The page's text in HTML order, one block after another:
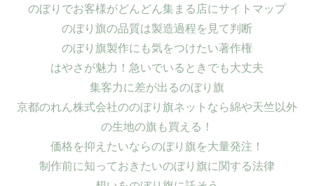
のぼりでお客様がどんどん集まる店にサイトマップ
のぼり旗の品質は製造過程を見て判断
のぼり旗製作にも気をつけたい著作権
はやさが魅力！急いでいるときでも大丈夫
集客力に差が出るのぼり旗
京都のれん株式会社ののぼり旗ネットなら綿や天竺以外
の生地の旗も買える！
価格を抑えたいならのぼり旗を大量発注！
制作前に知っておきたいのぼり旗に関する法律